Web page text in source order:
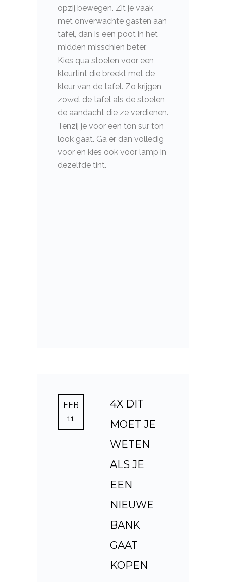
opzij bewegen. Zit je vaak
met onverwachte gasten aan
tafel, dan is een poot in het
midden misschien beter.
Kies qua stoelen voor een
kleurtint die breekt met de
kleur van de tafel. Zo krijgen
zowel de tafel als de stoelen
de aandacht die ze verdienen.
Tenzij je voor een ton sur ton
look gaat. Ga er dan volledig
voor en kies ook voor lamp in
dezelfde tint.
FEB
11
4X DIT
MOET JE
WETEN
ALS JE
EEN
NIEUWE
BANK
GAAT
KOPEN